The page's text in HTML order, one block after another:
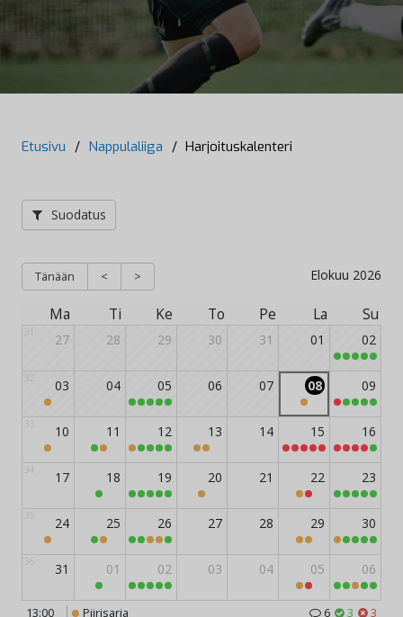
Etusivu / Nappulaliiga / Harjoituskalenteri